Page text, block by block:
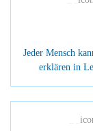
Jeder Mensch
erklären in